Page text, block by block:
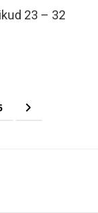
23 – 32
reading page
Page
Järgmine